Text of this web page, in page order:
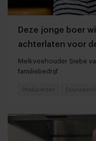
Deze jonge boer
achterlaten voor
Melkveehouder Siebe
familiebedrijf
Producenten